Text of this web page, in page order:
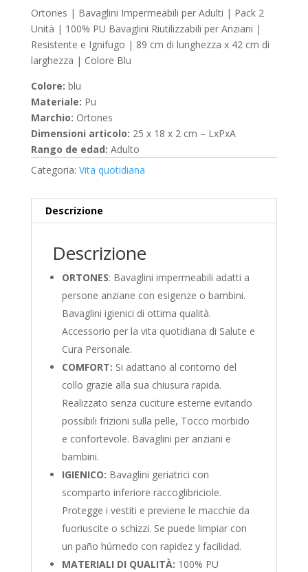
Ortones | Bavaglini Impermeabili per Adulti | Pack 2
Unità | 100% PU Bavaglini Riutilizzabili per Anziani |
Resistente e Ignifugo | 89 cm di lunghezza x 42 cm di
larghezza | Colore Blu
Colore: blu
Materiale: Pu
Marchio: Ortones
Dimensioni articolo: 25 x 18 x 2 cm – LxPxA
Rango de edad: Adulto
Categoria: Vita quotidiana
Descrizione
Descrizione
ORTONES: Bavaglini impermeabili adatti a
persone anziane con esigenze o bambini.
Bavaglini igienici di ottima qualità.
Accessorio per la vita quotidiana di Salute e
Cura Personale.
COMFORT: Si adattano al contorno del
collo grazie alla sua chiusura rapida.
Realizzato senza cuciture esterne evitando
possibili frizioni sulla pelle, Tocco morbido
e confortevole. Bavaglini per anziani e
bambini.
IGIENICO: Bavaglini geriatrici con
scomparto inferiore raccoglibriciole.
Protegge i vestiti e previene le macchie da
fuoriuscite o schizzi. Se puede limpiar con
un paño húmedo con rapidez y facilidad.
MATERIALI DI QUALITÀ: 100% PU